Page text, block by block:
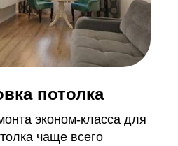
потолка
эконом-класса для
чаще всего